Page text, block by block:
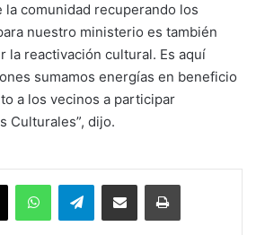
la comunidad recuperando los
nuestro ministerio es también
la reactivación cultural. Es aquí
sumamos energías en beneficio
a los vecinos a participar
Culturales”, dijo.
X WhatsAppTelegramEnviar vía email Imprimir